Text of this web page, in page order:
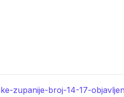
zupanije-broj-14-17-